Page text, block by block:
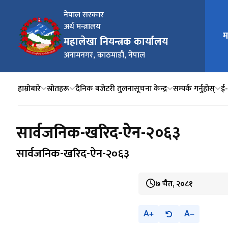
नेपाल सरकार
अर्थ मन्त्रालय
महालेखा नियन्त्रक कार्यालय
अनामनगर, काठमाडौं, नेपाल
मुख्य
हाम्रोबारे स्रोतहरू दैनिक बजेटरी तुलनासूचना केन्द्र सम्पर्क गर्नुहोस्
सार्वजनिक-खरिद-ऐन-२०६३
सार्वजनिक-खरिद-ऐन-२०६३
७ चैत, २०८१
A A